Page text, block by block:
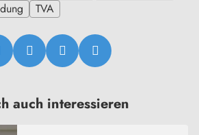
TVA
auch interessieren